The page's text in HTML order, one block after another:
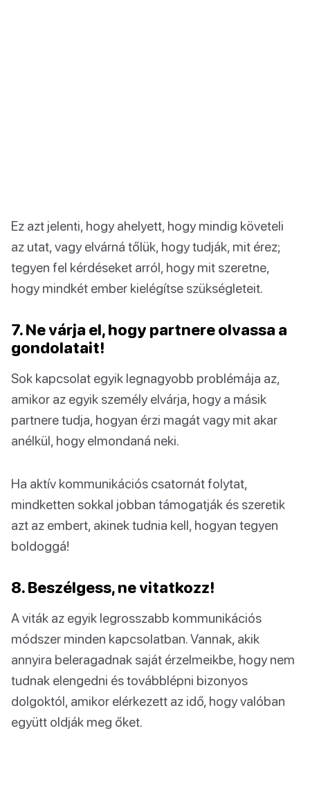
Ez azt jelenti, hogy ahelyett, hogy mindig követeli
az utat, vagy elvárná tőlük, hogy tudják, mit érez;
tegyen fel kérdéseket arról, hogy mit szeretne,
hogy mindkét ember kielégítse szükségleteit.
7. Ne várja el, hogy partnere olvassa a
gondolatait!
Sok kapcsolat egyik legnagyobb problémája az,
amikor az egyik személy elvárja, hogy a másik
partnere tudja, hogyan érzi magát vagy mit akar
anélkül, hogy elmondaná neki.
Ha aktív kommunikációs csatornát folytat,
mindketten sokkal jobban támogatják és szeretik
azt az embert, akinek tudnia kell, hogyan tegyen
boldoggá!
8. Beszélgess, ne vitatkozz!
A viták az egyik legrosszabb kommunikációs
módszer minden kapcsolatban. Vannak, akik
annyira beleragadnak saját érzelmeikbe, hogy nem
tudnak elengedni és továbblépni bizonyos
dolgoktól, amikor elérkezett az idő, hogy valóban
együtt oldják meg őket.